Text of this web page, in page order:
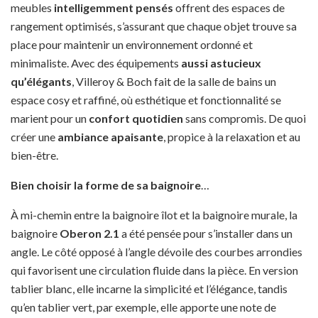
meubles intelligemment pensés offrent des espaces de
rangement optimisés, s’assurant que chaque objet trouve sa
place pour maintenir un environnement ordonné et
minimaliste. Avec des équipements aussi astucieux
qu’élégants, Villeroy & Boch fait de la salle de bains un
espace cosy et raffiné, où esthétique et fonctionnalité se
marient pour un confort quotidien sans compromis. De quoi
créer une ambiance apaisante, propice à la relaxation et au
bien-être.
Bien choisir la forme de sa baignoire…
À mi-chemin entre la baignoire îlot et la baignoire murale, la
baignoire Oberon 2.1 a été pensée pour s’installer dans un
angle. Le côté opposé à l’angle dévoile des courbes arrondies
qui favorisent une circulation fluide dans la pièce. En version
tablier blanc, elle incarne la simplicité et l’élégance, tandis
qu’en tablier vert, par exemple, elle apporte une note de